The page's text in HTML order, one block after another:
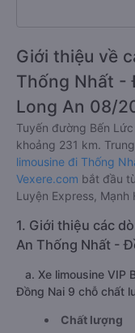
Giới thiệu về
Thống Nhất -
Long An 08/
Tuyến đường Bến
khoảng 231 km.
limousine đi Thống
Vexere.com bắt đầu
Luyện Express, Mạnh
1. Giới thiệu các
An Thống Nhất -
a. Xe limousine VIP
Đồng Nai 9 chỗ chất
Chất lượng